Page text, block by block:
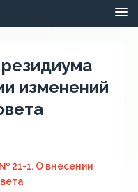
изменений
21-1. О внесении